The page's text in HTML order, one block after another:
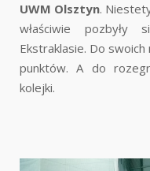
UWM Olsztyn.
właściwie
Ekstraklasie. Do
punktów. A do
kolejki.